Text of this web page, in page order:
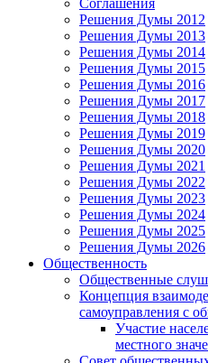
Решения Думы 2012
Решения Думы 2013
Решения Думы 2014
Решения Думы 2015
Решения Думы 2016
Решения Думы 2017
Решения Думы 2018
Решения Думы 2019
Решения Думы 2020
Решения Думы 2021
Решения Думы 2022
Решения Думы 2023
Решения Думы 2024
Решения Думы 2025
Решения Думы 2026
Общественность
Общественные
Концепция
самоуправления с
Участие
местного